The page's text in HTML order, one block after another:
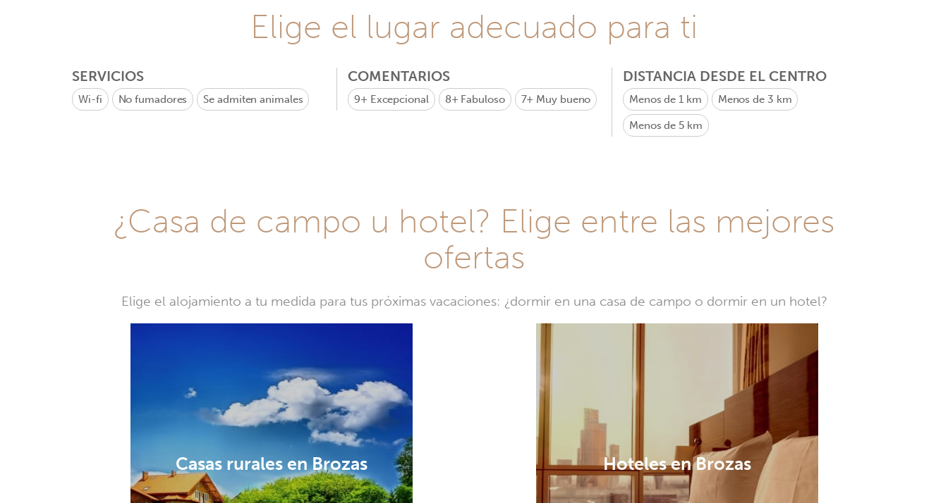
Elige el lugar adecuado para ti
SERVICIOS
Wi-fi No fumadores Se admiten animales
COMENTARIOS
9+ Excepcional 8+ Fabuloso 7+ Muy bueno
DISTANCIA DESDE EL CENTRO
Menos de 1 km Menos de 3 km
Menos de 5 km
¿Casa de campo u hotel? Elige entre las mejores
ofertas
Elige el alojamiento a tu medida para tus próximas vacaciones: ¿dormir en una casa de campo o dormir en un hotel?
Casas rurales en Brozas Hoteles en Brozas